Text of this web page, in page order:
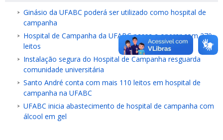
Ginásio da UFABC poderá ser utilizado como hospital de
campanha
Hospital de Campanha da UFABC passa a operar com 270
leitos
Instalação segura do Hospital de Campanha resguarda
comunidade universitária
Santo André conta com mais 110 leitos em hospital de
campanha na UFABC
UFABC inicia abastecimento de hospital de campanha com
álcool em gel